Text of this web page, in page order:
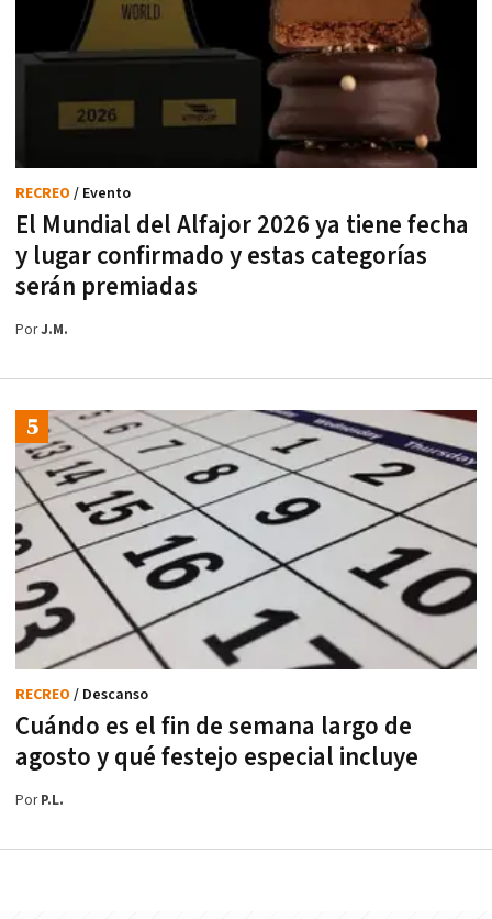
El Mundial del Alfajor 2026 ya tiene fecha
y lugar confirmado y estas categorías
serán premiadas
RECREO / Evento
PorJ.M.
Cuándo es el fin de semana largo de
agosto y qué festejo especial incluye
RECREO / Descanso
PorP.L.